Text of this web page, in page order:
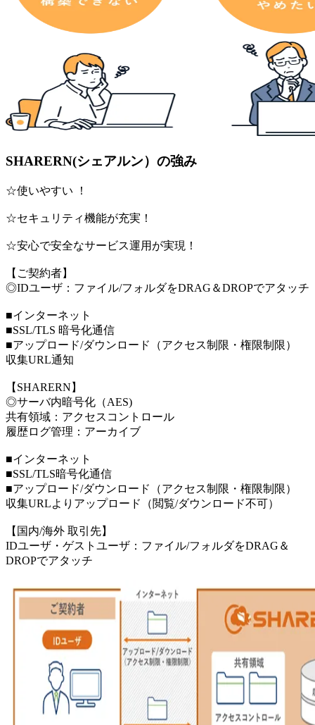
SHARERN(シェアルン）の強み
☆使いやすい ！
☆セキュリティ機能が充実！
☆安心で安全なサービス運用が実現！
【ご契約者】
◎IDユーザ：ファイル/フォルダをDRAG＆DROPでアタッチ
■インターネット
■SSL/TLS 暗号化通信
■アップロード/ダウンロード（アクセス制限・権限制限）
収集URL通知
【SHARERN】
◎サーバ内暗号化（AES)
共有領域：アクセスコントロール
履歴ログ管理：アーカイブ
■インターネット
■SSL/TLS暗号化通信
■アップロード/ダウンロード（アクセス制限・権限制限）
収集URLよりアップロード（閲覧/ダウンロード不可）
【国内/海外 取引先】
IDユーザ・ゲストユーザ：ファイル/フォルダをDRAG＆
DROPでアタッチ